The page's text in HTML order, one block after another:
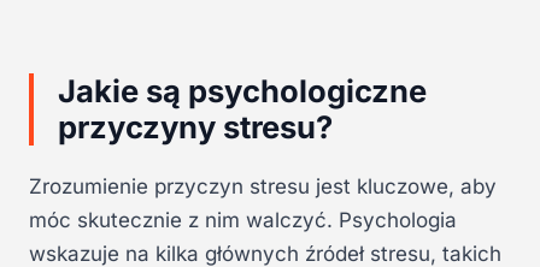
Jakie są psychologiczne
przyczyny stresu?
Zrozumienie przyczyn stresu jest kluczowe, aby
móc skutecznie z nim walczyć. Psychologia
wskazuje na kilka głównych źródeł stresu, takich